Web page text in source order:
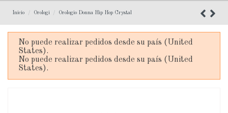
Inicio Orologi Orologio Donna Hip Hop Crystal
No puede realizar pedidos desde su país (United
States).
No puede realizar pedidos desde su país (United
States).